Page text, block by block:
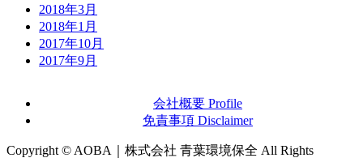
2018年3月
2018年1月
2017年10月
2017年9月
会社概要 Profile
免責事項 Disclaimer
Copyright © AOBA｜株式会社 青葉環境保全 All Rights